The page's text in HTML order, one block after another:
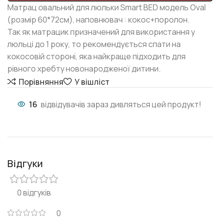
Матрац овальний для люльки Smart BED модель Oval
(розмір 60*72см), наповнювач : кокос+поролон.
Так як матрацик призначений для використання у
люльці до 1 року, то рекомендується спати на
кокосовій стороні, яка найкраще підходить для
рівного хребту новонародженої дитини.
Порівняння
У вішліст
16 відвідувачів зараз дивляться цей продукт!
Відгуки
0 відгуків
0